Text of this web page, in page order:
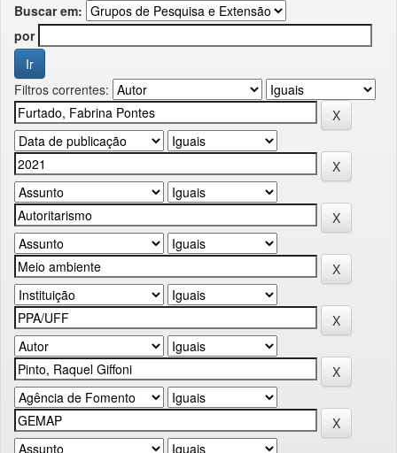
Buscar em:
por
Filtros correntes: